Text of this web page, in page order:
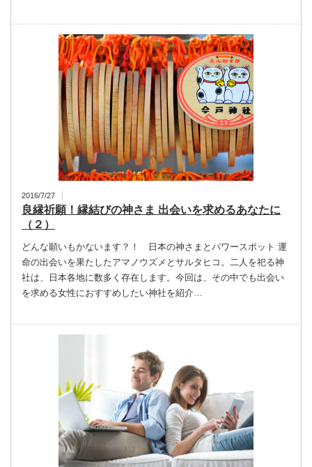
2016/7/27
良縁祈願！縁結びの神さま 出会いを求めるあなたに
（２）
どんな願いもかないます？！ 日本の神さまとパワースポット 運
命の出会いを果たしたアマノウズメとサルタヒコ。二人を祀る神
社は、日本各地に数多く存在します。今回は、その中でも出会い
を求める女性におすすめしたい神社を紹介…